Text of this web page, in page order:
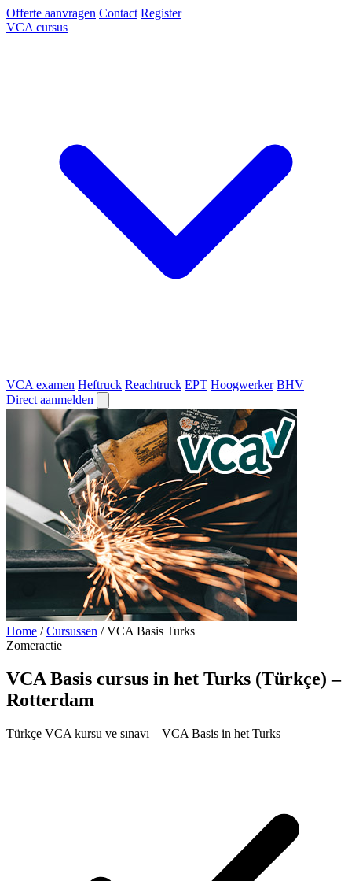
Offerte aanvragen Contact Register
VCA cursus
VCA examen Heftruck Reachtruck EPT Hoogwerker BHV
Direct aanmelden
Home / Cursussen / VCA Basis Turks
Zomeractie
VCA Basis cursus in het Turks (Türkçe) –
Rotterdam
Türkçe VCA kursu ve sınavı – VCA Basis in het Turks